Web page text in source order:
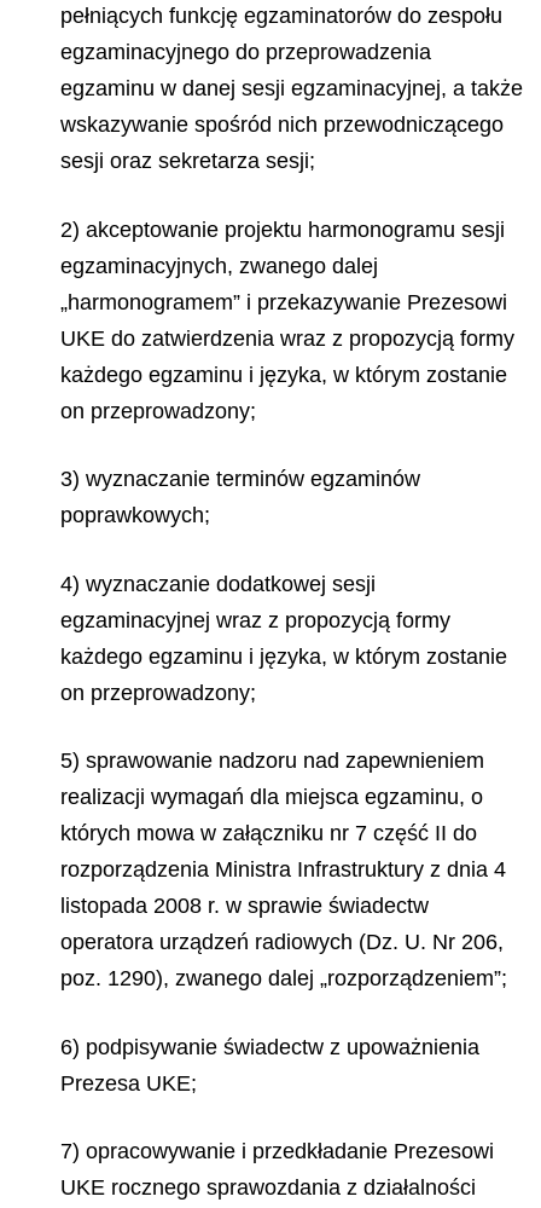
pełniących funkcję egzaminatorów do zespołu
egzaminacyjnego do przeprowadzenia
egzaminu w danej sesji egzaminacyjnej, a także
wskazywanie spośród nich przewodniczącego
sesji oraz sekretarza sesji;
2) akceptowanie projektu harmonogramu sesji
egzaminacyjnych, zwanego dalej
„harmonogramem” i przekazywanie Prezesowi
UKE do zatwierdzenia wraz z propozycją formy
każdego egzaminu i języka, w którym zostanie
on przeprowadzony;
3) wyznaczanie terminów egzaminów
poprawkowych;
4) wyznaczanie dodatkowej sesji
egzaminacyjnej wraz z propozycją formy
każdego egzaminu i języka, w którym zostanie
on przeprowadzony;
5) sprawowanie nadzoru nad zapewnieniem
realizacji wymagań dla miejsca egzaminu, o
których mowa w załączniku nr 7 część II do
rozporządzenia Ministra Infrastruktury z dnia 4
listopada 2008 r. w sprawie świadectw
operatora urządzeń radiowych (Dz. U. Nr 206,
poz. 1290), zwanego dalej „rozporządzeniem”;
6) podpisywanie świadectw z upoważnienia
Prezesa UKE;
7) opracowywanie i przedkładanie Prezesowi
UKE rocznego sprawozdania z działalności